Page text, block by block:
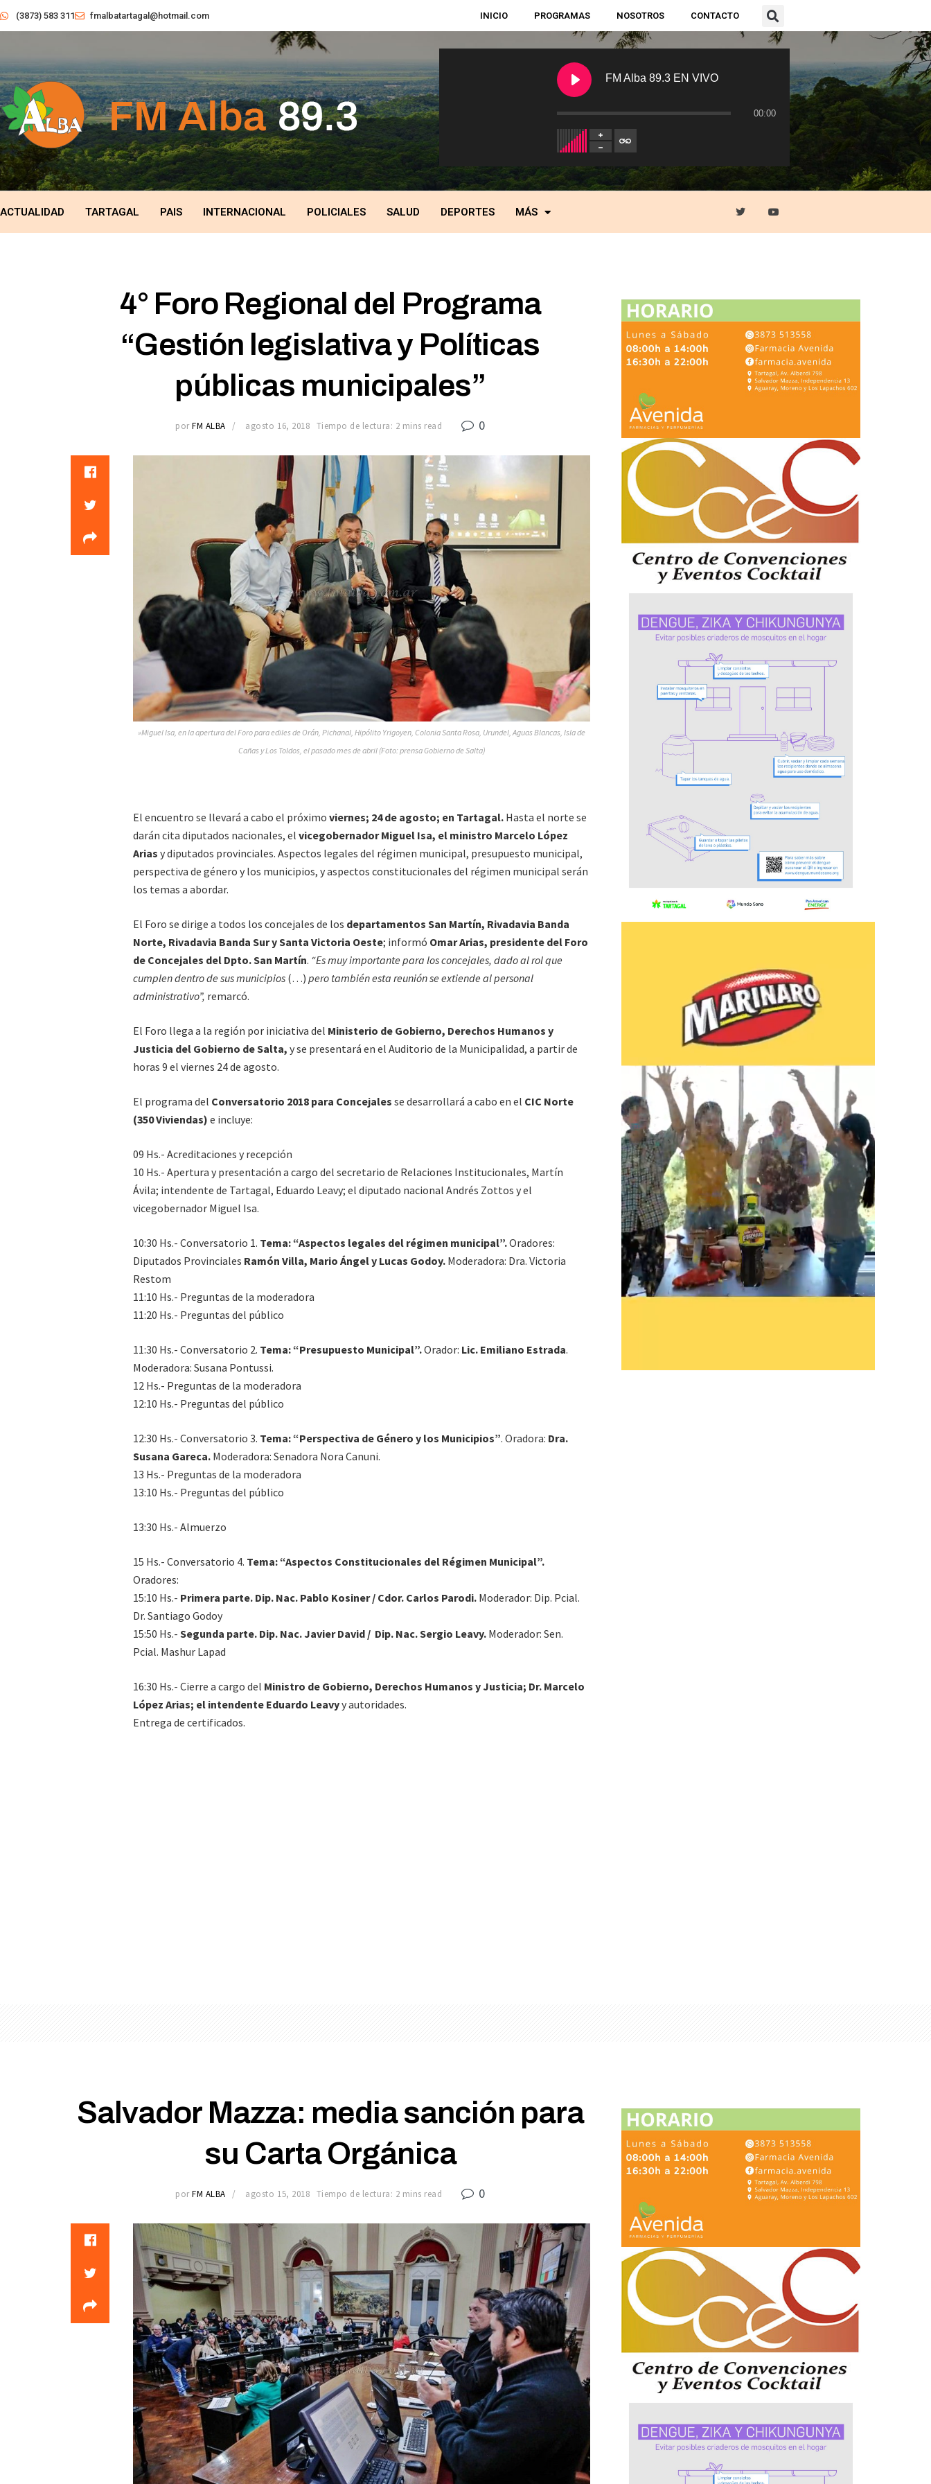
(3873) 583 311 fmalbatartagal@hotmail.com INICIO PROGRAMAS NOSOTROS CONTACTO
FM Alba 89.3 EN VIVO
00:00
ACTUALIDAD TARTAGAL PAIS INTERNACIONAL POLICIALES SALUD DEPORTES MÁS
4° Foro Regional del Programa
“Gestión legislativa y Políticas
públicas municipales”
por FM ALBA agosto 16, 2018 Tiempo de lectura: 2 mins read 0
»Miguel Isa, en la apertura del Foro para ediles de Orán, Pichanal, Hipólito Yrigoyen, Colonia Santa Rosa, Urundel, Aguas Blancas, Isla de
Cañas y Los Toldos, el pasado mes de abril (Foto: prensa Gobierno de Salta)
El encuentro se llevará a cabo el próximo viernes; 24 de agosto; en Tartagal. Hasta el norte se
darán cita diputados nacionales, el vicegobernador Miguel Isa, el ministro Marcelo López
Arias y diputados provinciales. Aspectos legales del régimen municipal, presupuesto municipal,
perspectiva de género y los municipios, y aspectos constitucionales del régimen municipal serán
los temas a abordar.
El Foro se dirige a todos los concejales de los departamentos San Martín, Rivadavia Banda
Norte, Rivadavia Banda Sur y Santa Victoria Oeste; informó Omar Arias, presidente del Foro
de Concejales del Dpto. San Martín. “Es muy importante para los concejales, dado al rol que
cumplen dentro de sus municipios (…) pero también esta reunión se extiende al personal
administrativo”, remarcó.
El Foro llega a la región por iniciativa del Ministerio de Gobierno, Derechos Humanos y
Justicia del Gobierno de Salta, y se presentará en el Auditorio de la Municipalidad, a partir de
horas 9 el viernes 24 de agosto.
El programa del Conversatorio 2018 para Concejales se desarrollará a cabo en el CIC Norte
(350 Viviendas) e incluye:
09 Hs.- Acreditaciones y recepción
10 Hs.- Apertura y presentación a cargo del secretario de Relaciones Institucionales, Martín
Ávila; intendente de Tartagal, Eduardo Leavy; el diputado nacional Andrés Zottos y el
vicegobernador Miguel Isa.
10:30 Hs.- Conversatorio 1. Tema: “Aspectos legales del régimen municipal”.Oradores:
Diputados Provinciales Ramón Villa, Mario Ángel y Lucas Godoy. Moderadora: Dra. Victoria
Restom
11:10 Hs.- Preguntas de la moderadora
11:20 Hs.- Preguntas del público
11:30 Hs.- Conversatorio 2. Tema: “Presupuesto Municipal”.Orador: Lic. Emiliano Estrada.
Moderadora: Susana Pontussi.
12 Hs.- Preguntas de la moderadora
12:10 Hs.- Preguntas del público
12:30 Hs.- Conversatorio 3. Tema: “Perspectiva de Género y los Municipios”. Oradora: Dra.
Susana Gareca. Moderadora: Senadora Nora Canuni.
13 Hs.- Preguntas de la moderadora
13:10 Hs.- Preguntas del público
13:30 Hs.- Almuerzo
15 Hs.- Conversatorio 4. Tema: “Aspectos Constitucionales del Régimen Municipal”.
Oradores:
15:10 Hs.- Primera parte. Dip. Nac. Pablo Kosiner / Cdor. Carlos Parodi. Moderador: Dip. Pcial.
Dr. Santiago Godoy
15:50 Hs.- Segunda parte. Dip. Nac. Javier David / Dip. Nac. Sergio Leavy. Moderador: Sen.
Pcial. Mashur Lapad
16:30 Hs.- Cierre a cargo del Ministro de Gobierno, Derechos Humanos y Justicia; Dr. Marcelo
López Arias; el intendente Eduardo Leavyy autoridades.
Entrega de certificados.
Salvador Mazza: media sanción para
su Carta Orgánica
por FM ALBA agosto 15, 2018 Tiempo de lectura: 2 mins read 0